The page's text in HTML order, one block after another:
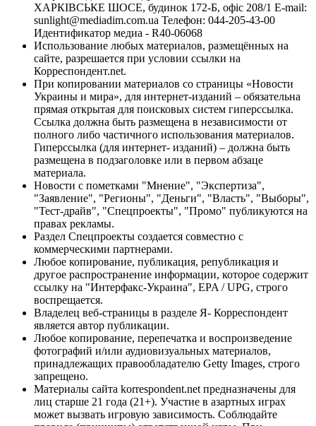
ХАРКІВСЬКЕ ШОСЕ, будинок 172-Б, офіс 208/1 E-mail:
sunlight@mediadim.com.ua Телефон: 044-205-43-00
Идентификатор медиа - R40-06068
Использование любых материалов, размещённых на
сайте, разрешается при условии ссылки на
Корреспондент.net.
При копировании материалов со страницы «Новости
Украины и мира», для интернет-изданий – обязательна
прямая открытая для поисковых систем гиперссылка.
Ссылка должна быть размещена в независимости от
полного либо частичного использования материалов.
Гиперссылка (для интернет- изданий) – должна быть
размещена в подзаголовке или в первом абзаце
материала.
Новости с пометками "Мнение", "Экспертиза",
"Заявление", "Регионы", "Деньги", "Власть", "Выборы",
"Тест-драйв", "Спецпроекты", "Промо" публикуются на
правах рекламы.
Раздел Спецпроекты создается совместно с
коммерческими партнерами.
Любое копирование, публикация, републикация и
другое распространение информации, которое содержит
ссылку на "Интерфакс-Украина", EPA / UPG, строго
воспрещается.
Владелец веб-страницы в разделе Я- Корреспондент
является автор публикации.
Любое копирование, перепечатка и воспроизведение
фотографий и/или аудиовизуальных материалов,
принадлежащих правообладателю Getty Images, строго
запрещено.
Материалы сайта korrespondent.net предназначены для
лиц старше 21 года (21+). Участие в азартных играх
может вызвать игровую зависимость. Соблюдайте